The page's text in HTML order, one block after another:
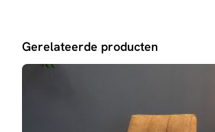
Gerelateerde producten